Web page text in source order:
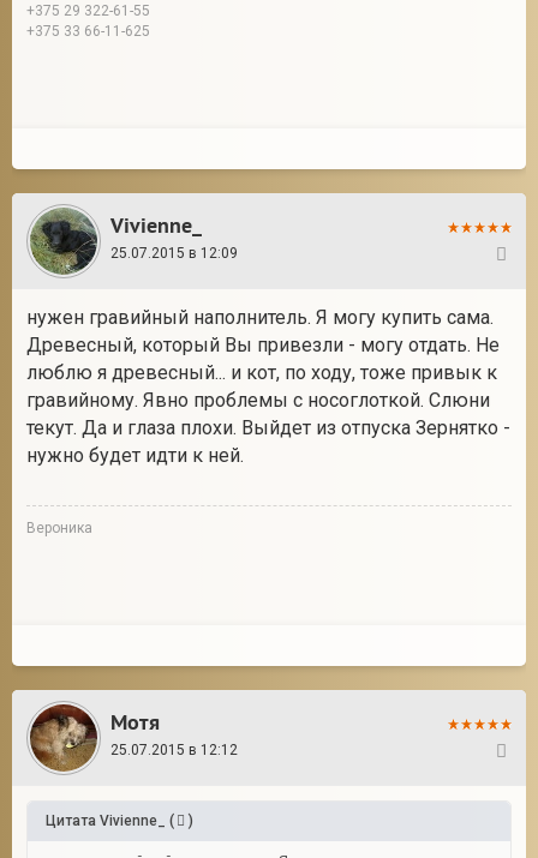
+375 29 322-61-55
+375 33 66-11-625
Vivienne_
25.07.2015 в 12:09
нужен гравийный наполнитель. Я могу купить сама.
Древесный, который Вы привезли - могу отдать. Не
люблю я древесный... и кот, по ходу, тоже привык к
гравийному. Явно проблемы с носоглоткой. Слюни
текут. Да и глаза плохи. Выйдет из отпуска Зернятко -
нужно будет идти к ней.
Вероника
Мотя
25.07.2015 в 12:12
Цитата Vivienne_ ( )